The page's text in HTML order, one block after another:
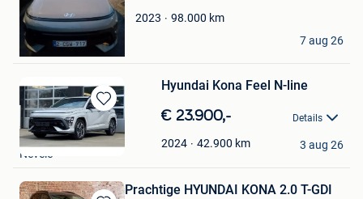
Favorieten2023 98.000 km
C T
Bocholt
7 aug 26
Bewaren
in
Mijn
Hyundai Kona Feel N-line
€ 23.900,- Details
2024 42.900 km
Garage Wille
Nevele
3 aug 26
Prachtige HYUNDAI KONA 2.0 T-GDI